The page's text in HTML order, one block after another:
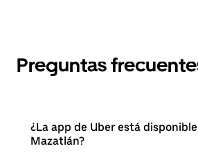
Preguntas
¿La app de Uber está
Mazatlán?